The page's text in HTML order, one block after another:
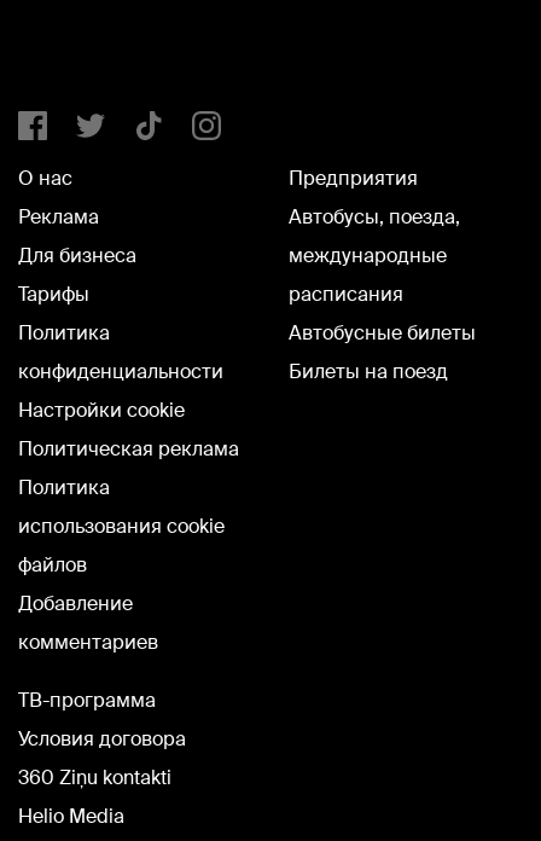
О нас
Реклама
Для бизнеса
Тарифы
Политика
конфиденциальности
Настройки cookie
Политическая реклама
Политика
использования cookie
файлов
Добавление
комментариев
Предприятия
Автобусы, поезда,
международные
расписания
Автобусные билеты
Билеты на поезд
TВ-программа
Условия договора
360 Ziņu kontakti
Helio Media